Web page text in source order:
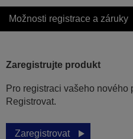
Možnosti registrace a záruky
Zaregistrujte produkt
Pro registraci vašeho
Registrovat.
Zaregistrovat